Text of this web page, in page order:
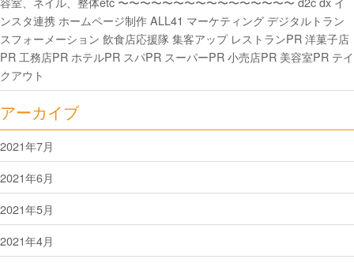
ンスタ連携 ホームページ制作 ALL41 マーケティング デジタルトラン
スフォーメーション 飲食店応援隊 集客アップ レストランPR 洋菓子店
PR 工務店PR ホテルPR スパPR スーパーPR 小売店PR 美容室PR テイ
クアウト
アーカイブ
2021年7月
2021年6月
2021年5月
2021年4月